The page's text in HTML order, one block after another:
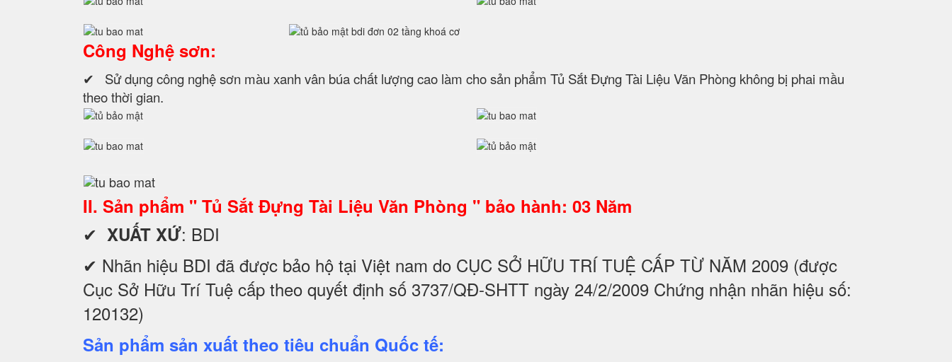
Công Nghệ sơn:
✔ Sử dụng công nghệ sơn màu xanh vân búa chất lượng cao làm cho sản phẩm Tủ Sắt Đựng Tài Liệu Văn Phòng không bị phai mầu
theo thời gian.
II. Sản phẩm " Tủ Sắt Đựng Tài Liệu Văn Phòng " bảo hành: 03 Năm
✔ XUẤT XỨ: BDI
✔ Nhãn hiệu BDI đã được bảo hộ tại Việt nam do CỤC SỞ HỮU TRÍ TUỆ CẤP TỪ NĂM 2009 (được
Cục Sở Hữu Trí Tuệ cấp theo quyết định số 3737/QĐ-SHTT ngày 24/2/2009 Chứng nhận nhãn hiệu số:
120132)
Sản phẩm sản xuất theo tiêu chuẩn Quốc tế: